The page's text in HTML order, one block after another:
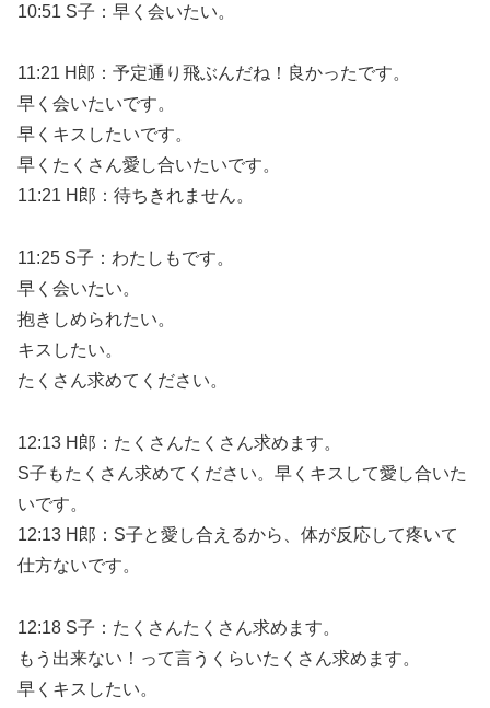
10:51 S子：早く会いたい。
11:21 H郎：予定通り飛ぶんだね！良かったです。
早く会いたいです。
早くキスしたいです。
早くたくさん愛し合いたいです。
11:21 H郎：待ちきれません。
11:25 S子：わたしもです。
早く会いたい。
抱きしめられたい。
キスしたい。
たくさん求めてください。
12:13 H郎：たくさんたくさん求めます。
S子もたくさん求めてください。早くキスして愛し合いた
いです。
12:13 H郎：S子と愛し合えるから、体が反応して疼いて
仕方ないです。
12:18 S子：たくさんたくさん求めます。
もう出来ない！って言うくらいたくさん求めます。
早くキスしたい。